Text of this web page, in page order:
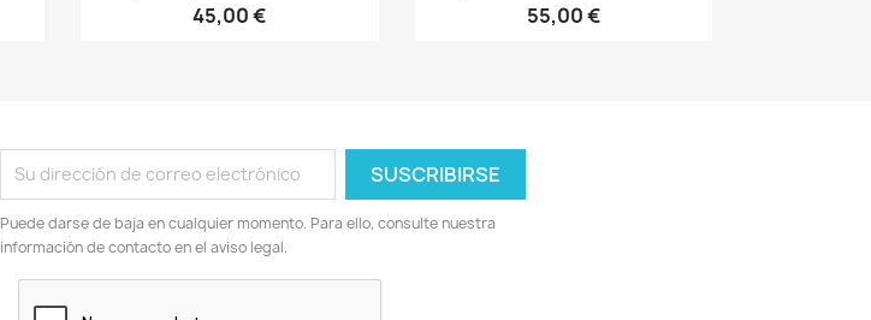
45,00 € 55,00 €
Puede darse de baja en cualquier momento. Para ello, consulte nuestra
información de contacto en el aviso legal.